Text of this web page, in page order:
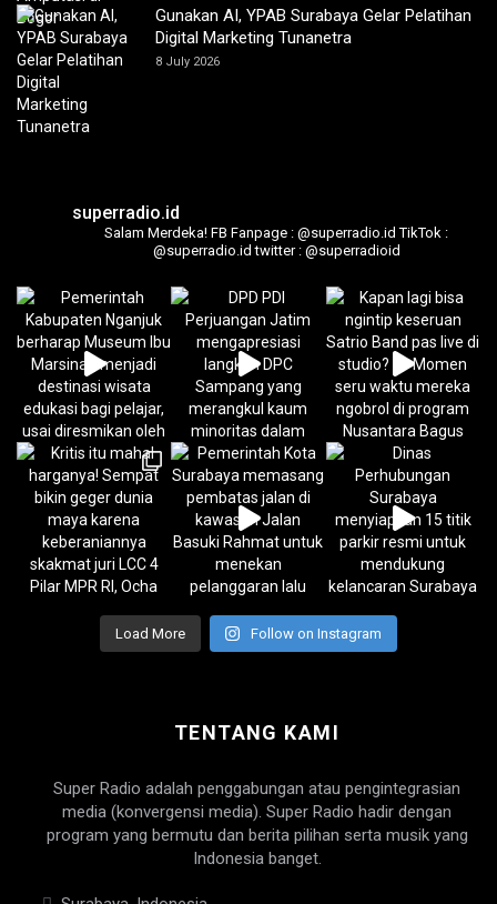
Gunakan AI, YPAB Surabaya Gelar Pelatihan
Digital Marketing Tunanetra
8 July 2026
superradio.id
Salam Merdeka! FB Fanpage : @superradio.id TikTok :
@superradio.id twitter : @superradioid
Load More Follow on Instagram
TENTANG KAMI
Super Radio adalah penggabungan atau pengintegrasian
media (konvergensi media). Super Radio hadir dengan
program yang bermutu dan berita pilihan serta musik yang
Indonesia banget.